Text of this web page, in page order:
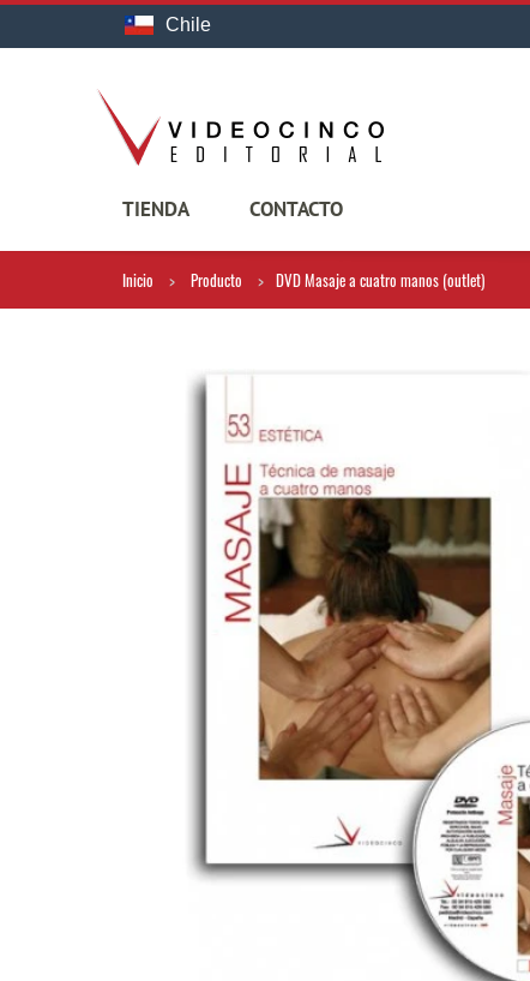
Chile
TIENDA CONTACTO
Inicio Producto DVD Masaje a cuatro manos (outlet)